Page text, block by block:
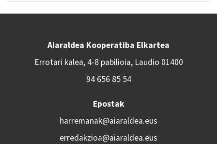
Aiaraldea Kooperatiba Elkartea
Errotari kalea, 4-8 pabilioia, Laudio 01400
94 656 85 54
Epostak
harremanak@aiaraldea.eus
erredakzioa@aiaraldea.eus